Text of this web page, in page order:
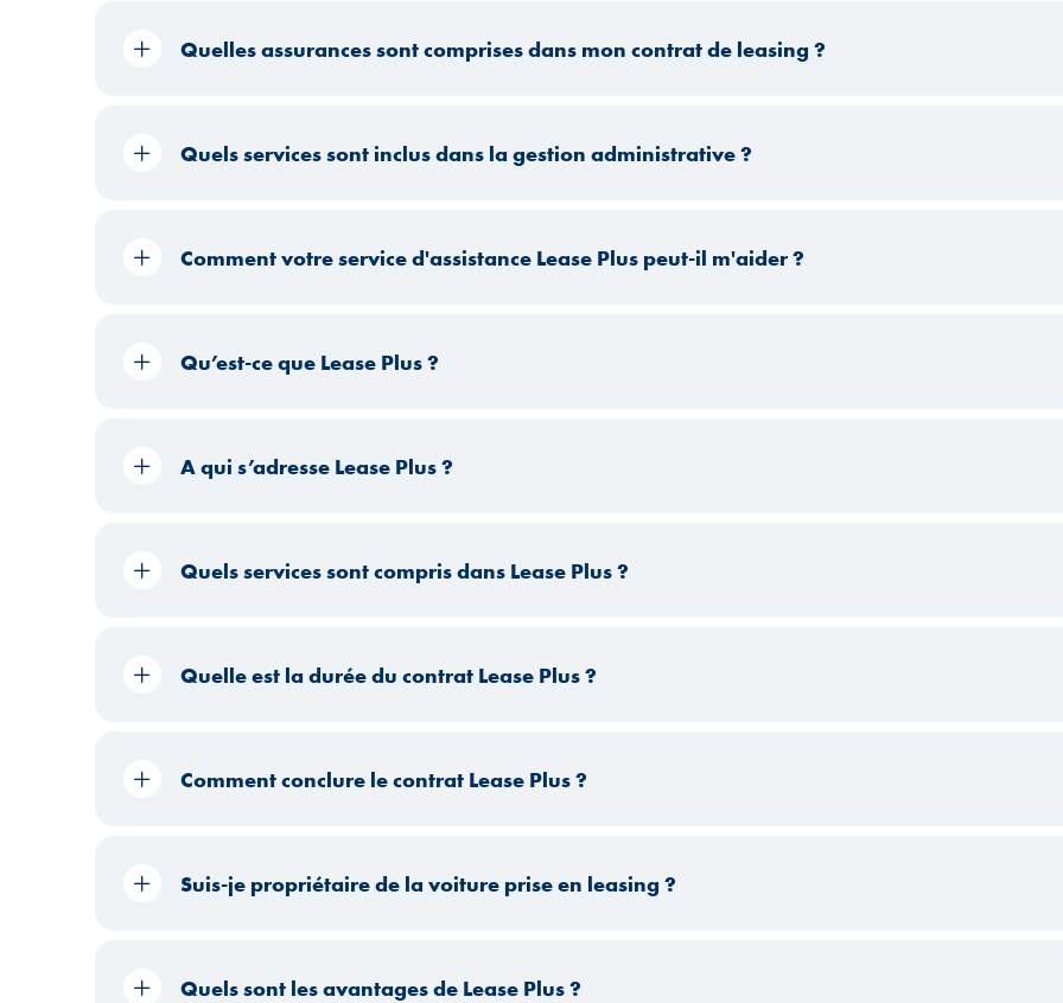
Quelles assurances sont comprises dans mon contrat de leasing ?
Quels services sont inclus dans la gestion administrative ?
Comment votre service d'assistance Lease Plus peut-il m'aider ?
Qu’est-ce que Lease Plus ?
A qui s’adresse Lease Plus ?
Quels services sont compris dans Lease Plus ?
Quelle est la durée du contrat Lease Plus ?
Comment conclure le contrat Lease Plus ?
Suis-je propriétaire de la voiture prise en leasing ?
Quels sont les avantages de Lease Plus ?